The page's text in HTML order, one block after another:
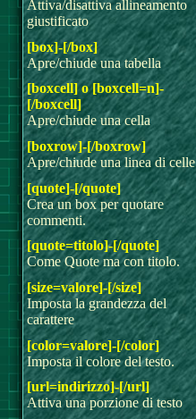
Attiva/disattiva allineamento
giustificato
[box]-[/box]
Apre/chiude una tabella
[boxcell] o [boxcell=n]-
[/boxcell]
Apre/chiude una cella
[boxrow]-[/boxrow]
Apre/chiude una linea di celle
[quote]-[/quote]
Crea un box per quotare
commenti.
[quote=titolo]-[/quote]
Come Quote ma con titolo.
[size=valore]-[/size]
Imposta la grandezza del
carattere
[color=valore]-[/color]
Imposta il colore del testo.
[url=indirizzo]-[/url]
Attiva una porzione di testo